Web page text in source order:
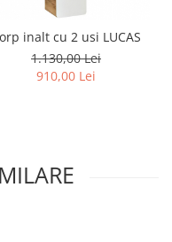
inalt cu 2 usi LUCAS
1.130,00 Lei
910,00 Lei